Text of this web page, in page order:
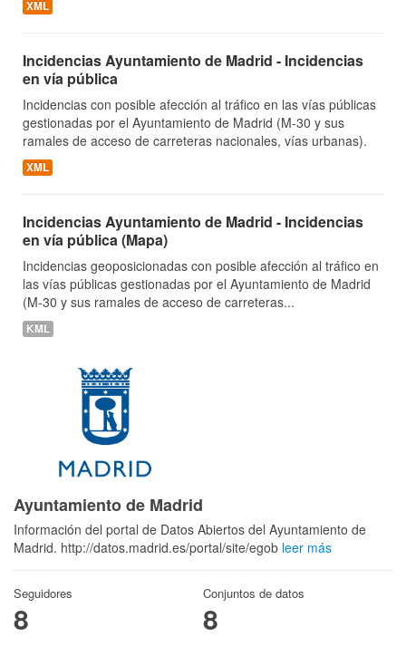
XML
Incidencias Ayuntamiento de Madrid - Incidencias
en vía pública
Incidencias con posible afección al tráfico en las vías públicas
gestionadas por el Ayuntamiento de Madrid (M-30 y sus
ramales de acceso de carreteras nacionales, vías urbanas).
XML
Incidencias Ayuntamiento de Madrid - Incidencias
en vía pública (Mapa)
Incidencias geoposicionadas con posible afección al tráfico en
las vías públicas gestionadas por el Ayuntamiento de Madrid
(M-30 y sus ramales de acceso de carreteras...
KML
Ayuntamiento de Madrid
Información del portal de Datos Abiertos del Ayuntamiento de
Madrid. http://datos.madrid.es/portal/site/egob leer más
Seguidores
8
Conjuntos de datos
8